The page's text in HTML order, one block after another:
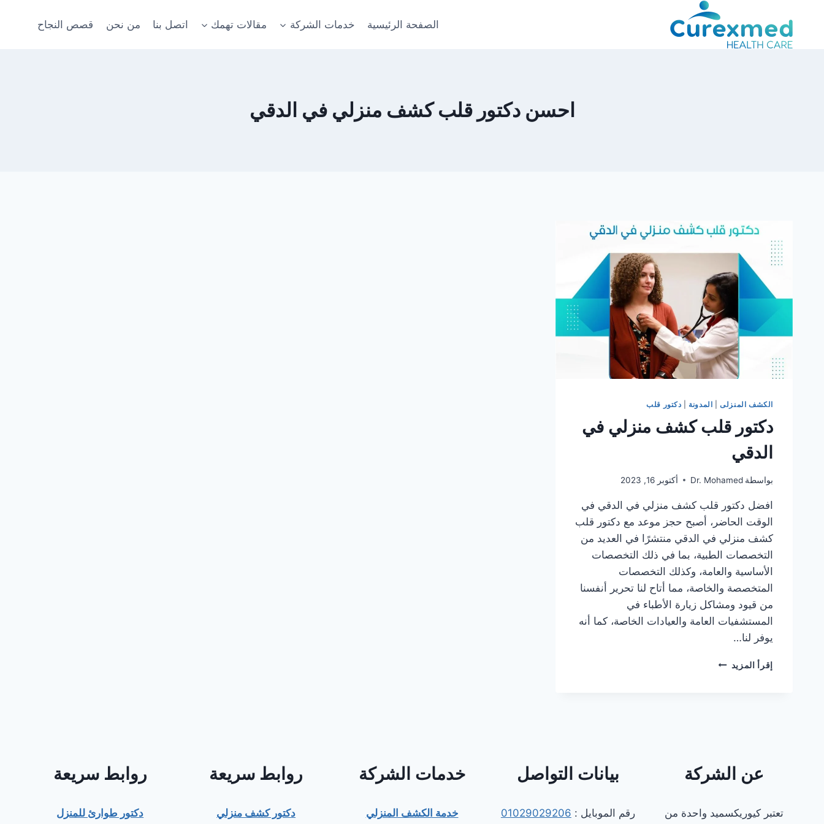
المحتوى
الصفحة الرئيسية خدمات الشركة مقالات تهمك اتصل بنا من نحن قصص النجاح
احسن دكتور قلب كشف منزلي في الدقي
الكشف المنزلى| المدونة دكتور قلب
دكتور قلب كشف منزلي في
الدقي
بواسطة Dr. Mohamed أكتوبر 16, 2023
افضل دكتور قلب كشف منزلي في الدقي في
الوقت الحاضر، أصبح حجز موعد مع دكتور قلب
كشف منزلي في الدقي منتشرًا في العديد من
التخصصات الطبية، بما في ذلك التخصصات
الأساسية والعامة، وكذلك التخصصات
المتخصصة والخاصة، مما أتاح لنا تحرير أنفسنا
من قيود ومشاكل زيارة الأطباء في
المستشفيات العامة والعيادات الخاصة، كما أنه
يوفر لنا…
إقرأ المزيد دكتور
عن الشركة
تعتبر كيوريكسميد واحدة من
بيانات التواصل
رقم الموبايل : 01029029206
خدمات الشركة
خدمة الكشف المنزلي
روابط سريعة
دكتور كشف منزلي
روابط سريعة
دكتور طوارئ للمنزل